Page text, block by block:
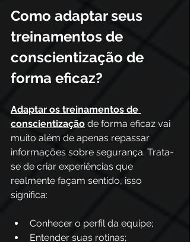
Como adaptar seus
treinamentos de
conscientização de
forma eficaz?
Adaptar os treinamentos de
conscientização de forma eficaz vai
muito além de apenas repassar
informações sobre segurança. Trata-
se de criar experiências que
realmente façam sentido, isso
significa:
Conhecer o perfil da equipe;
Entender suas rotinas;